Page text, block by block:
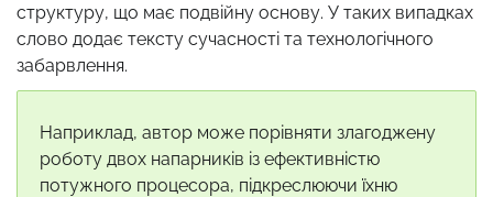
структуру, що має подвійну основу. У таких випадках
слово додає тексту сучасності та технологічного
забарвлення.
Наприклад, автор може порівняти злагоджену
роботу двох напарників із ефективністю
потужного процесора, підкреслюючи їхню